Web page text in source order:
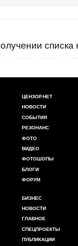
списка
ЦЕНЗОР.НЕТ
НОВОСТИ
СОБЫТИЯ
РЕЗОНАНС
ФОТО
ВИДЕО
ФОТОШОПЫ
БЛОГИ
ФОРУМ
БИЗНЕС
НОВОСТИ
ГЛАВНОЕ
СПЕЦПРОЕКТЫ
ПУБЛИКАЦИИ